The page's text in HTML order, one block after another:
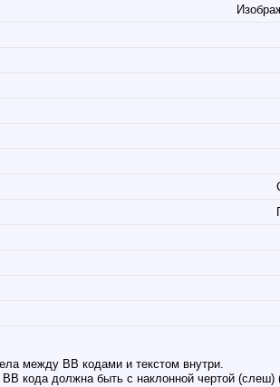
между BB кодами и текстом внутри.
кода должна быть с наклонной чертой (слеш)